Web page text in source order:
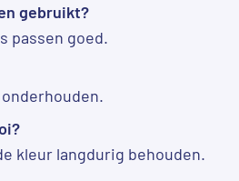
gebruikt?
passen goed.
kleur langdurig behouden.